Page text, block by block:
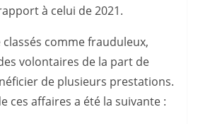
à celui de 2021.
comme frauduleux,
volontaires de la part de
de plusieurs prestations.
ces affaires a été la suivante :